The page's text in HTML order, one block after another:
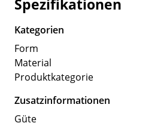
Spezifikationen
Kategorien
Form
Material
Produktkategorie
Zusatzinformationen
Güte